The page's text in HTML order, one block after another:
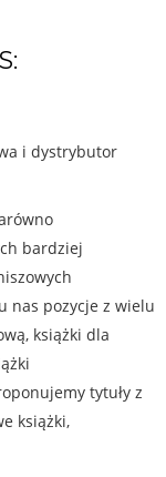
i dystrybutor
bardziej
nas pozycje z wielu
książki dla
tytuły z
książki,